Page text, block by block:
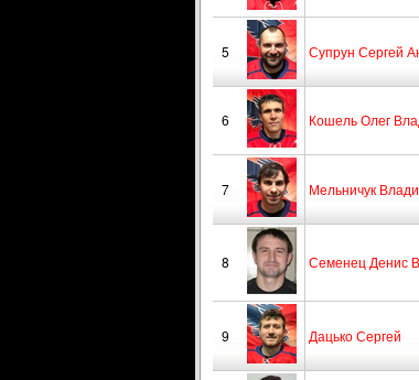
5 Супрун Сергей
6 Кошель Олег
7 Мельничук
8 Семенец Денис
9 Дацько Сергей